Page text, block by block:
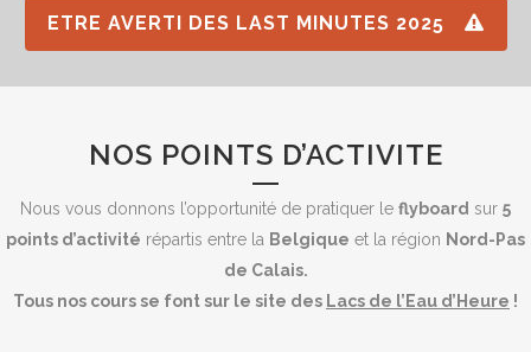
ETRE AVERTI DES LAST MINUTES 2025
NOS POINTS D’ACTIVITE
Nous vous donnons l’opportunité de pratiquer le flyboard sur 5
points d’activité répartis entre la Belgique et la région Nord-Pas
de Calais.
Tous nos cours se font sur le site des Lacs de l’Eau d’Heure !